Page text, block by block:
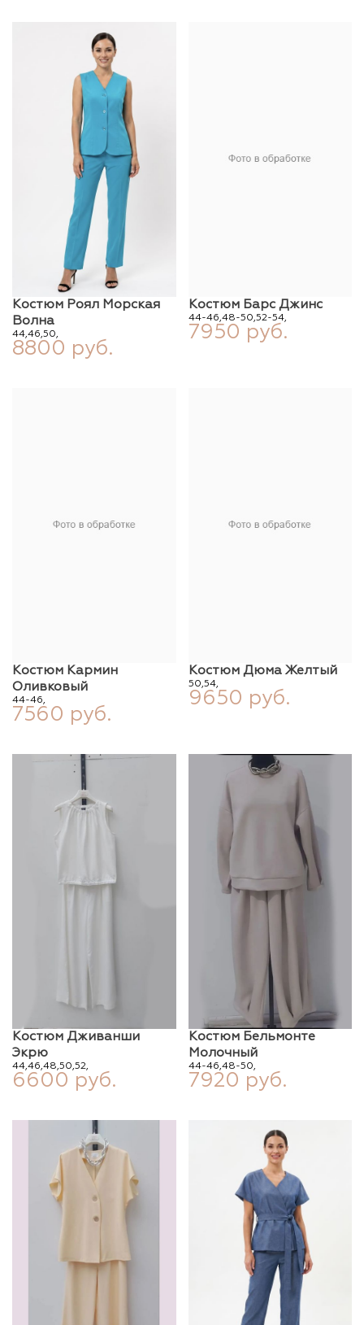
Костюм Роял Морская
Волна
44,46,50,
8800 руб.
Костюм Барс Джинс
44-46,48-50,52-54,
7950 руб.
Костюм Кармин
Оливковый
44-46,
7560 руб.
Костюм Дюма Желтый
50,54,
9650 руб.
Костюм Дживанши
Экрю
44,46,48,50,52,
6600 руб.
Костюм Бельмонте
Молочный
44-46,48-50,
7920 руб.